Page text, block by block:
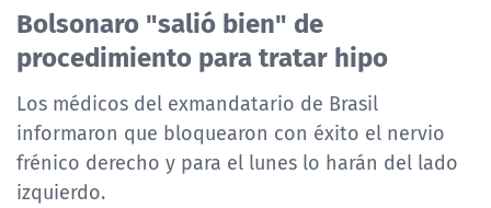
Bolsonaro "salió bien" de
procedimiento para tratar hipo
Los médicos del exmandatario de Brasil
informaron que bloquearon con éxito el nervio
frénico derecho y para el lunes lo harán del lado
izquierdo.